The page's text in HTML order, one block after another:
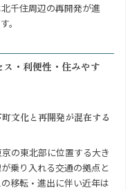
千住周辺の再開発が進
。
・利便性・住みやす
文化と再開発が混在する
の東北部に位置する大き
乗り入れる交通の拠点と
移転・進出に伴い近年は